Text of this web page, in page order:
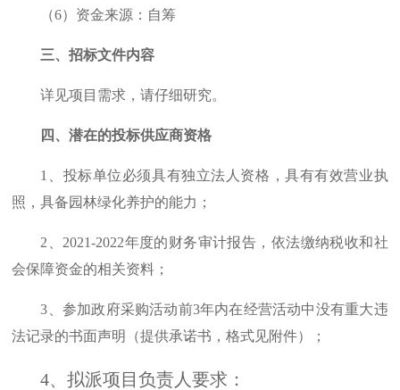
（6）资金来源：自筹
三、招标文件内容
详见项目需求，请仔细研究。
四、潜在的投标供应商资格
1
、投标单位必须具有独立法人资格，具有有效营业执
照，具备园林绿化养护的能力；
2 2021-2022年度的财务审计报告，依法缴纳税收和社
会保障资金的相关资料；
3 、参加政府采购活动前3年内在经营活动中没有重大违
法记录的书面声明（提供承诺书，格式见附件）；
4、拟派项目负责人要求：